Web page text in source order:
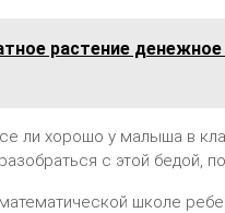
растение
ли хорошо у малыша в
с этой бедой,
школе